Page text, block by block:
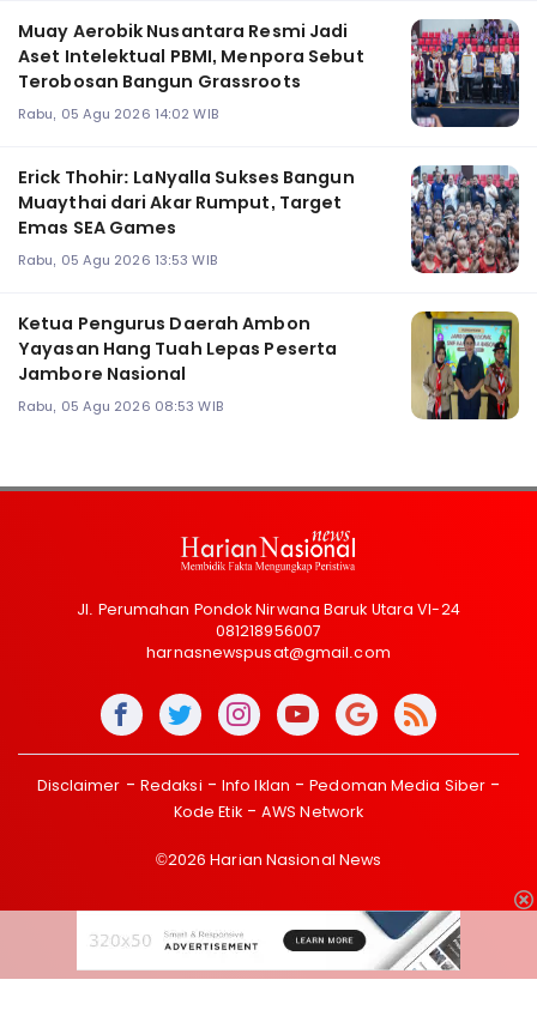
Muay Aerobik Nusantara Resmi Jadi
Aset Intelektual PBMI, Menpora Sebut
Terobosan Bangun Grassroots
Rabu, 05 Agu 2026 14:02 WIB
Erick Thohir: LaNyalla Sukses Bangun
Muaythai dari Akar Rumput, Target
Emas SEA Games
Rabu, 05 Agu 2026 13:53 WIB
Ketua Pengurus Daerah Ambon
Yayasan Hang Tuah Lepas Peserta
Jambore Nasional
Rabu, 05 Agu 2026 08:53 WIB
Jl. Perumahan Pondok Nirwana Baruk Utara VI-24
081218956007
harnasnewspusat@gmail.com
Disclaimer Redaksi Info Iklan
Pedoman Media Siber
Kode Etik
AWS Network
©2026 Harian Nasional News